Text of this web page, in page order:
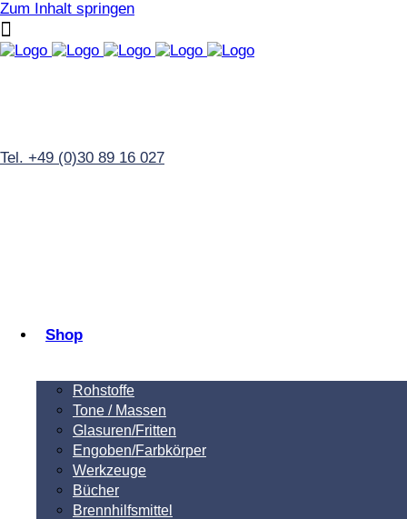
Zum Inhalt springen
Tel. +49 (0)30 89 16 027
Shop
Rohstoffe
Tone / Massen
Glasuren/Fritten
Engoben/Farbkörper
Werkzeuge
Bücher
Brennhilfsmittel